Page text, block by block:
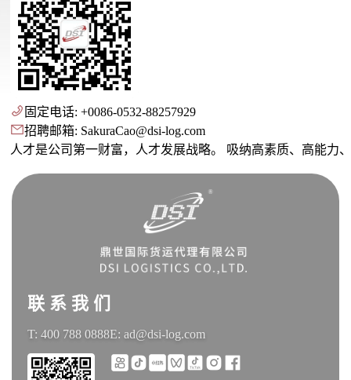
固定电话: +0086-0532-88257929
招聘邮箱: SakuraCao@dsi-log.com
人才是公司第一财富，人才发展
联 系 我 们
T: 400 788 0888E: ad@dsi-log.com